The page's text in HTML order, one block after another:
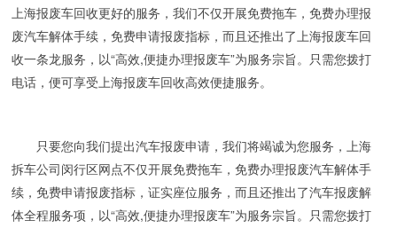
上海报废车回收更好的服务，我们不仅开展免费拖车，免费办理报
废汽车解体手续，免费申请报废指标，而且还推出了上海报废车回
收一条龙服务，以“高效,便捷办理报废车”为服务宗旨。只需您拨打
电话，便可享受上海报废车回收高效便捷服务。
只要您向我们提出汽车报废申请，我们将竭诚为您服务，上海
拆车公司闵行区网点不仅开展免费拖车，免费办理报废汽车解体手
续，免费申请报废指标，证实座位服务，而且还推出了汽车报废解
体全程服务项，以“高效,便捷办理报废车”为服务宗旨。只需您拨打